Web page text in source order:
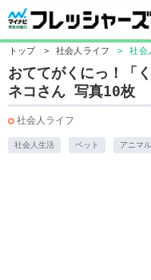
トップ > 社会人ライフ > 社会
おててがくにっ！「
ネコさん 写真10枚
社会人ライフ
社会人生活 ペット アニマル